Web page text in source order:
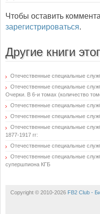
Чтобы оставить
зарегистрироваться.
Другие книги
Отечественные специальные
Отечественные специальные
Очерки. В 6-и томах (количество
Отечественные специальные
Отечественные специальные
Отечественные специальные
1877-1917 гг:
Отечественные специальные
Отечественные специальные
супершпиона КГБ
Copyright © 2010-2026 FB2 Club -